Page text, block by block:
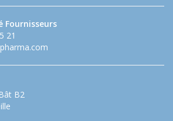
Fournisseurs
21
B2